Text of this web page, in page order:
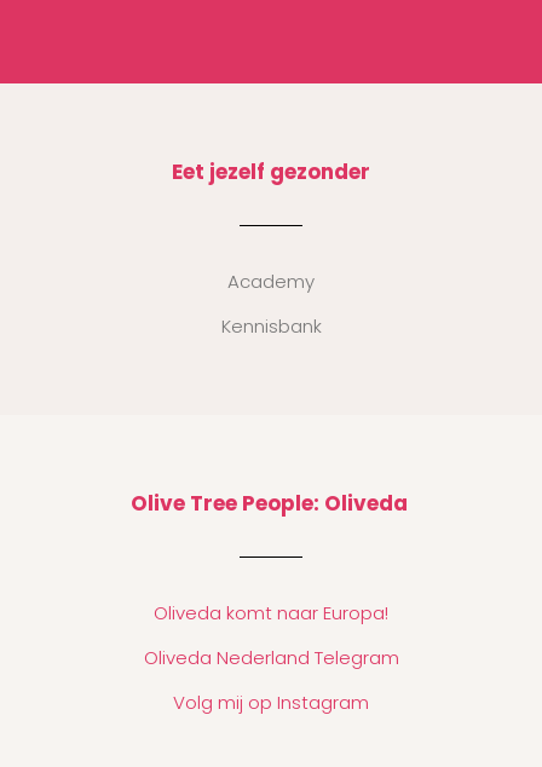
Eet jezelf gezonder
Academy
Kennisbank
Olive Tree People: Oliveda
Oliveda komt naar Europa!
Oliveda Nederland Telegram
Volg mij op Instagram